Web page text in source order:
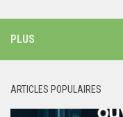
PLUS
ARTICLES POPULAIRES